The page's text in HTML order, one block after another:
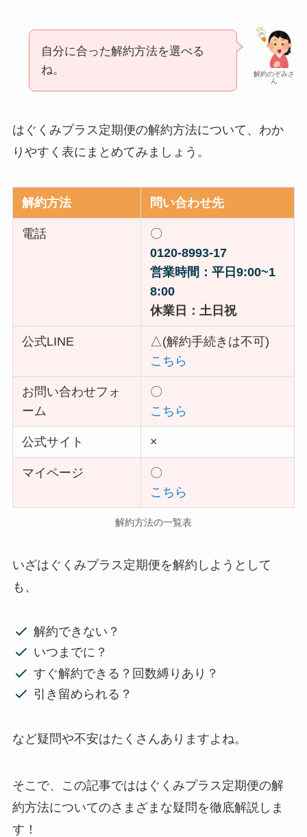
解約のぞみさ
ん
自分に合った解約方法を選べる
ね。
はぐくみプラス定期便の解約方法について、わか
りやすく表にまとめてみましょう。
解約方法 問い合わせ先
電話
〇
0120-8993-17
営業時間：平日9:00~1
8:00
休業日：土日祝
公式LINE
△(解約手続きは不可)
こちら
お問い合わせフォ
ーム
〇
こちら
公式サイト ×
マイページ
〇
こちら
解約方法の一覧表
いざはぐくみプラス定期便を解約しようとして
も、
解約できない？
いつまでに？
すぐ解約できる？回数縛りあり？
引き留められる？
など疑問や不安はたくさんありますよね。
そこで、この記事でははぐくみプラス定期便の解
約方法についてのさまざまな疑問を徹底解説しま
す！